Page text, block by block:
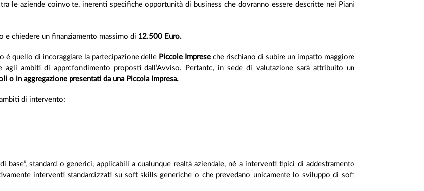
le aziende coinvolte, inerenti specifiche opportunità di business che dovranno essere descritte nei Piani
e chiedere un finanziamento massimo di 12.500 Euro.
è quello di incoraggiare la partecipazione delle Piccole Imprese che rischiano di subire un impatto maggiore
ambiti di approfondimento proposti dall’Avviso. Pertanto, in sede di valutazione sarà attribuito un
o in aggregazione presentati da una Piccola Impresa.
di intervento:
standard o generici, applicabili a qualunque realtà aziendale, né a interventi tipici di addestramento
interventi standardizzati su soft skills generiche o che prevedano unicamente lo sviluppo di soft